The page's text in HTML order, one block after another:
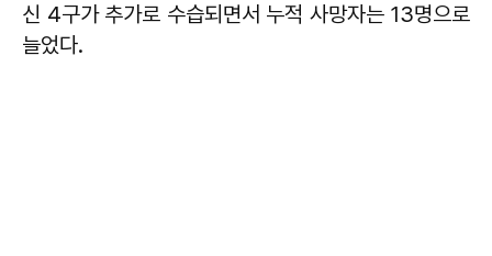
신 4구가 추가로 수습되면서 누적 사망자는 13명으로
늘었다.